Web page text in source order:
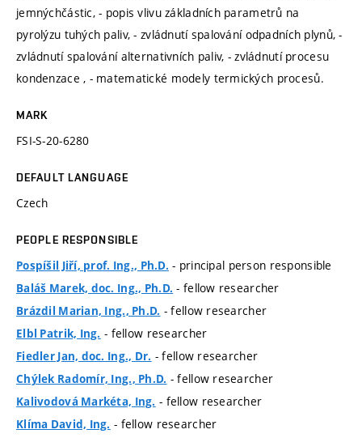
jemnýchčástic, - popis vlivu základních parametrů na
pyrolýzu tuhých paliv, - zvládnutí spalování odpadních plynů, -
zvládnutí spalování alternativních paliv, - zvládnutí procesu
kondenzace , - matematické modely termických procesů.
MARK
FSI-S-20-6280
DEFAULT LANGUAGE
Czech
PEOPLE RESPONSIBLE
Pospíšil Jiří, prof. Ing., Ph.D. - principal person responsible
Baláš Marek, doc. Ing., Ph.D. - fellow researcher
Brázdil Marian, Ing., Ph.D. - fellow researcher
Elbl Patrik, Ing. - fellow researcher
Fiedler Jan, doc. Ing., Dr. - fellow researcher
Chýlek Radomír, Ing., Ph.D. - fellow researcher
Kalivodová Markéta, Ing. - fellow researcher
Klíma David, Ing. - fellow researcher